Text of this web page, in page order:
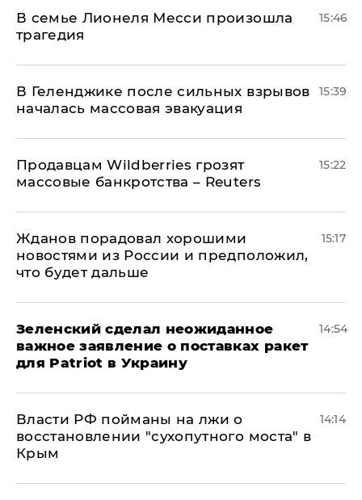
В семье Лионеля Месси произошла
трагедия
15:46
В Геленджике после сильных взрывов
началась массовая эвакуация
15:39
Продавцам Wildberries грозят
массовые банкротства – Reuters
15:22
Жданов порадовал хорошими
новостями из России и предположил,
что будет дальше
15:17
Зеленский сделал неожиданное
важное заявление о поставках ракет
для Patriot в Украину
14:54
Власти РФ пойманы на лжи о
восстановлении "сухопутного моста" в
Крым
14:14